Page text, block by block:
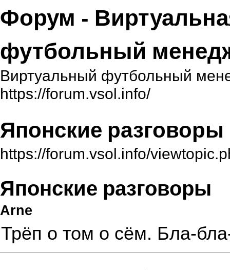
Форум -
футбольный
Виртуальный футбольный
https://forum.vsol.info/
Японские разговоры
https://forum.vsol.info/
Японские разговоры
Arne
Трёп о том о сём. Бла-